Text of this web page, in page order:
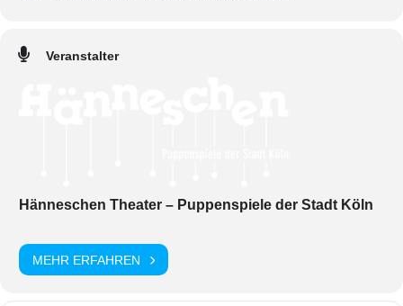
Veranstalter
Hänneschen Theater – Puppenspiele der Stadt Köln
MEHR ERFAHREN